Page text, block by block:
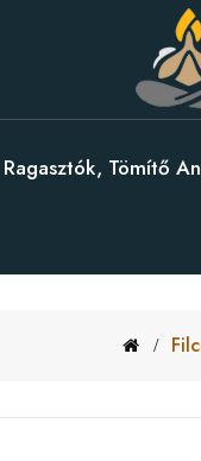
Ragasztók, Tömítő